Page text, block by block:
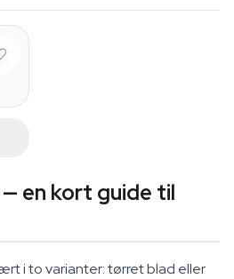
— en kort guide til
i to varianter: tørret blad eller